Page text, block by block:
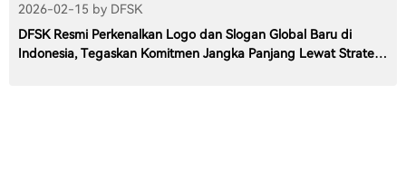
2026-02-15 by DFSK
DFSK Resmi Perkenalkan Logo dan Slogan Global Baru di
Indonesia, Tegaskan Komitmen Jangka Panjang Lewat Strategi